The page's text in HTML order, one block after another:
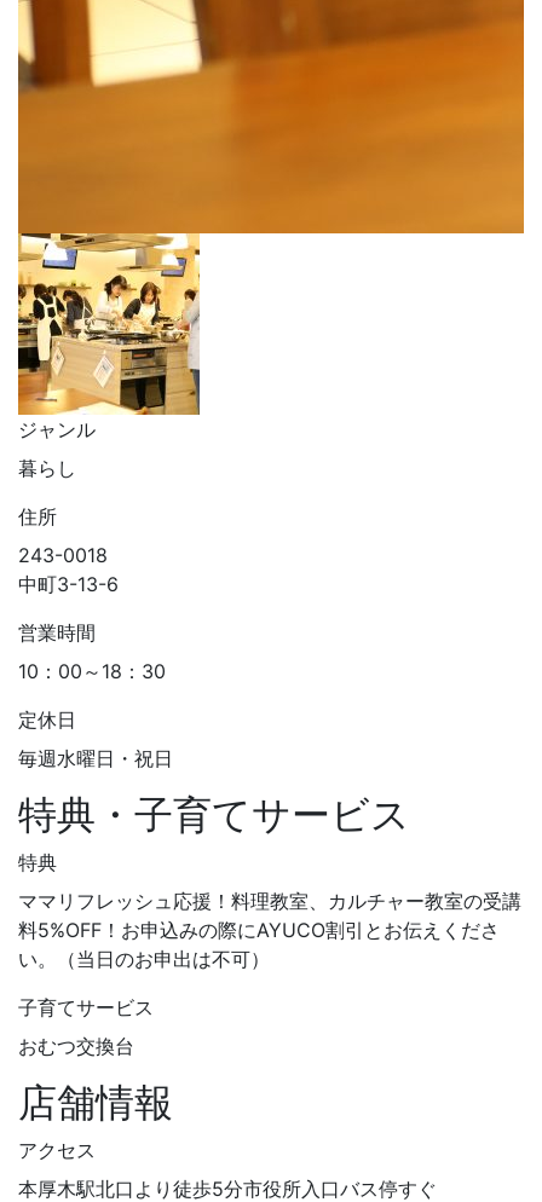
ジャンル
暮らし
住所
243-0018
中町3-13-6
営業時間
10：00～18：30
定休日
毎週水曜日・祝日
特典・子育てサービス
特典
ママリフレッシュ応援！料理教室、カルチャー教室の受講
料5%OFF！お申込みの際にAYUCO割引とお伝えくださ
い。（当日のお申出は不可）
子育てサービス
おむつ交換台
店舗情報
アクセス
本厚木駅北口より徒歩5分市役所入口バス停すぐ